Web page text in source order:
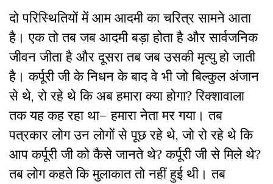
दो परिस्थितियों में आम आदमी का चरित्र सामने आता
है। एक तो तब जब आदमी बड़ा होता है और सार्वजनिक
जीवन जीता है और दूसरा तब जब उसकी मृत्यु हो जाती
है। कर्पूरी जी के निधन के बाद वे भी जो बिल्कुल अंजान
से थे, रो रहे थे कि अब हमारा क्या होगा? रिक्शावाला
तक यह कह रहा था– हमारा नेता मर गया। तब
पत्रकार लोग उन लोगों से पूछ रहे थे, जो रो रहे थे कि
आप कर्पूरी जी को कैसे जानते थे? कर्पूरी जी से मिले थे?
तब लोग कहते कि मुलाकात तो नहीं हुई थी। तब